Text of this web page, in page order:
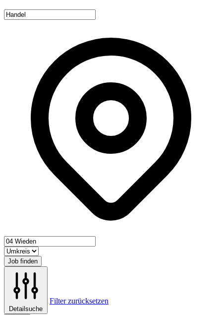
Job finden
Detailsuche
Filter zurücksetzen